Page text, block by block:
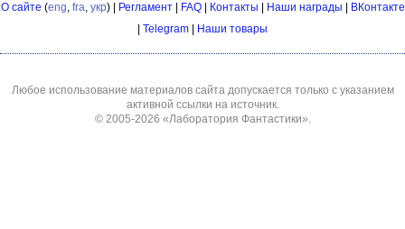
О сайте (eng, fra, укр) | Регламент| FAQ| Контакты Наши награды
ВКонтакте
Telegram Наши товары
Любое использование материалов сайта допускается только с указанием
активной ссылки на источник.
© 2005-2026 «Лаборатория Фантастики».